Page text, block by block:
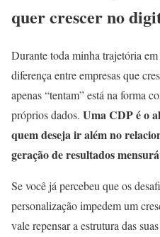
quer crescer no
Durante toda minha trajetória
diferença entre empresas que
apenas “tentam” está na forma
próprios dados. Uma CDP é o
quem deseja ir além no
geração de resultados
Se você já percebeu que os
personalização impedem um
vale repensar a estrutura das